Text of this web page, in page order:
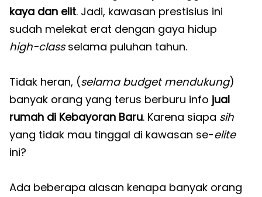
kaya dan elit. Jadi, kawasan prestisius ini
sudah melekat erat dengan gaya hidup
high-classselama puluhan tahun.
Tidak heran, (selama budget mendukung)
banyak orang yang terus berburu info jual
rumah di Kebayoran Baru. Karena siapa sih
yang tidak mau tinggal di kawasan se-elite
ini?
Ada beberapa alasan kenapa banyak orang